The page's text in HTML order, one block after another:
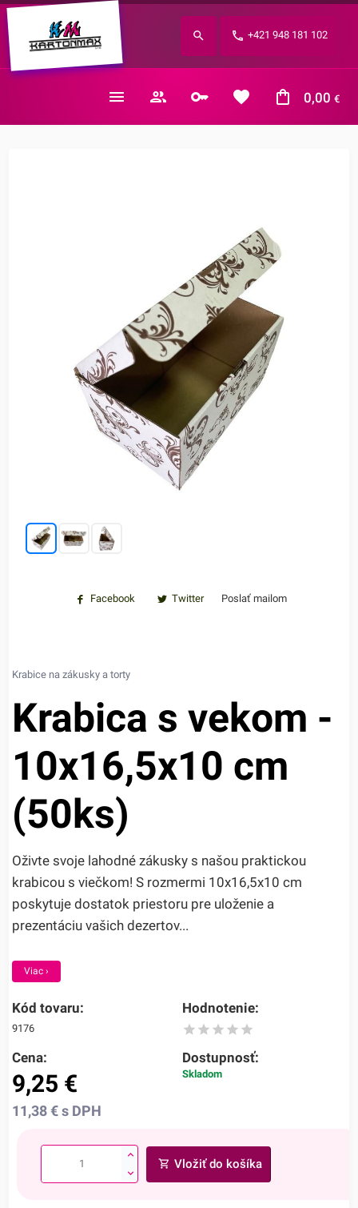
+421 948 181 102
0,00 €
Zabudnuté heslo?
E-mail
Facebook Twitter Poslať mailom
Krabice na zákusky a torty
Krabica s vekom -
10x16,5x10 cm
(50ks)
Oživte svoje lahodné zákusky s našou praktickou
krabicou s viečkom! S rozmermi 10x16,5x10 cm
poskytuje dostatok priestoru pre uloženie a
prezentáciu vašich dezertov...
Viac ›
Kód tovaru:
9176
Hodnotenie:
Cena:
9,25 €
11,38€ s DPH
Dostupnosť:
Skladom
Vložiť do košíka